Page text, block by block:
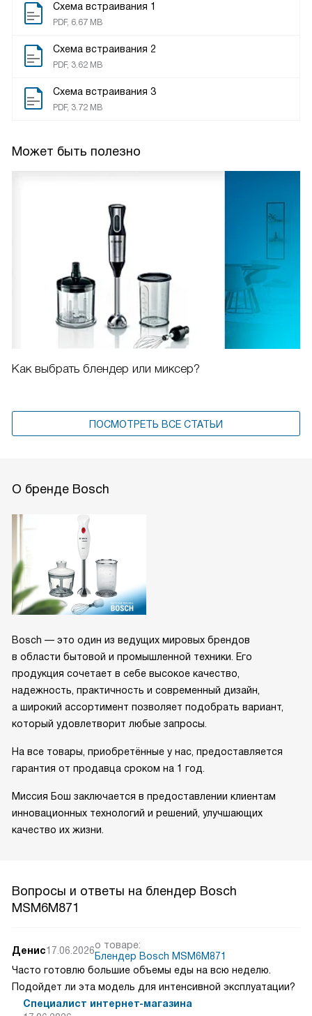
Схема встраивания 1
PDF, 6.67 MB
Схема встраивания 2
PDF, 3.62 MB
Схема встраивания 3
PDF, 3.72 MB
Может быть полезно
Как выбрать блендер или миксер?
ПОСМОТРЕТЬ ВСЕ СТАТЬИ
О бренде Bosch
Bosch — это один из ведущих мировых брендов
в области бытовой и промышленной техники. Его
продукция сочетает в себе высокое качество,
надежность, практичность и современный дизайн,
а широкий ассортимент позволяет подобрать вариант,
который удовлетворит любые запросы.
На все товары, приобретённые у нас, предоставляется
гарантия от продавца сроком на 1 год.
Миссия Бош заключается в предоставлении клиентам
инновационных технологий и решений, улучшающих
качество их жизни.
Вопросы и ответы на блендер Bosch
MSM6M871
Денис17.06.2026о товаре:
Блендер Bosch MSM6M871
Часто готовлю большие объемы еды на всю неделю.
Подойдет ли эта модель для интенсивной эксплуатации?
Специалист интернет-магазина